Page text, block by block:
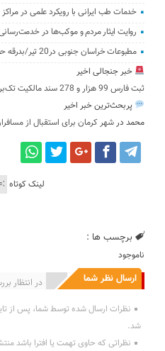
خدمات طب ایرانی با رویکرد علمی در
روایت ایثار مردم و موکب‌ها در
مطبوعات خراسان جنوبی در20 تیر/بدرقه حماسی قائد امت
خبر جنجالی اخیر
ثبت فارس 99 هزار و 278 سند مالکیت تک‌برگ صادر کرد
پربحث‌ترین خبر اخیر
محمد درشهر کرمان برای استقبال از
لینک کوتاه
برچسب ها :
ناموجود
ارسال نظر شما در انتظار انتشار یافته : 0
نظرات ارسال شده توسط شما، پس از
شد.
نظراتی که حاوی تهمت یا افترا باشد